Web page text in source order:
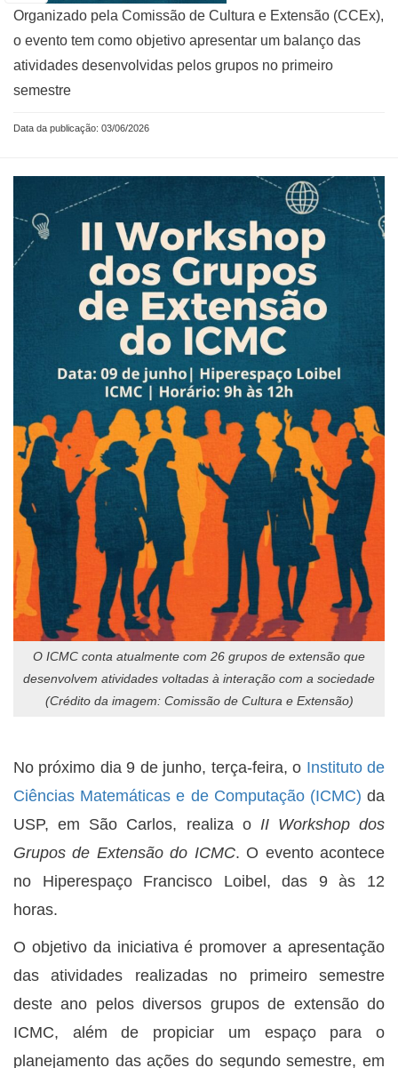
Organizado pela Comissão de Cultura e Extensão (CCEx),
o evento tem como objetivo apresentar um balanço das
atividades desenvolvidas pelos grupos no primeiro
semestre
Data da publicação: 03/06/2026
O ICMC conta atualmente com 26 grupos de extensão que
desenvolvem atividades voltadas à interação com a sociedade
(Crédito da imagem: Comissão de Cultura e Extensão)
No próximo dia 9 de junho, terça-feira, o Instituto de
Ciências Matemáticas e de Computação (ICMC) da
USP, em São Carlos, realiza o II Workshop dos
Grupos de Extensão do ICMC. O evento acontece
no Hiperespaço Francisco Loibel, das 9 às 12
horas.
O objetivo da iniciativa é promover a apresentação
das atividades realizadas no primeiro semestre
deste ano pelos diversos grupos de extensão do
ICMC, além de propiciar um espaço para o
planejamento das ações do segundo semestre, em